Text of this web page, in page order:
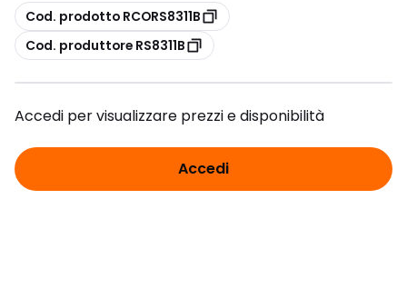
copia
Cod. prodotto RCORS8311B
copia
Cod. produttore RS8311B
Accedi per visualizzare prezzi e disponibilità
Accedi